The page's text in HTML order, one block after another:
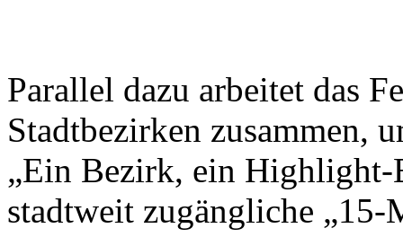
Parallel dazu arbeitet das
Stadtbezirken zusammen,
„Ein Bezirk, ein Highlight-
stadtweit zugängliche